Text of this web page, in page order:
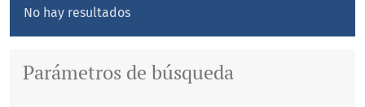
No hay resultados
Parámetros de búsqueda